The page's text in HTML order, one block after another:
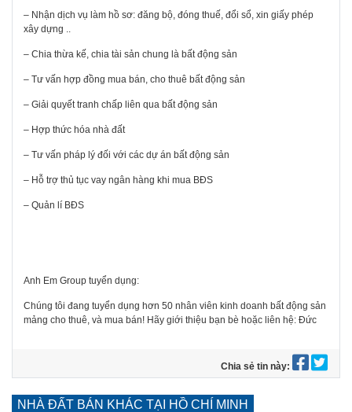
– Nhận dịch vụ làm hồ sơ: đăng bộ, đóng thuế, đổi sổ, xin giấy phép
xây dựng ..
– Chia thừa kế, chia tài sản chung là bất động sản
– Tư vấn hợp đồng mua bán, cho thuê bất động sản
– Giải quyết tranh chấp liên qua bất động sản
– Hợp thức hóa nhà đất
– Tư vấn pháp lý đối với các dự án bất động sản
– Hỗ trợ thủ tục vay ngân hàng khi mua BĐS
– Quản lí BĐS
Anh Em Group tuyển dụng:
Chúng tôi đang tuyển dụng hơn 50 nhân viên kinh doanh bất động sản
mảng cho thuê, và mua bán! Hãy giới thiệu bạn bè hoặc liên hệ: Đức
Chia sẻ tin này:
NHÀ ĐẤT BÁN KHÁC TẠI HỒ CHÍ MINH